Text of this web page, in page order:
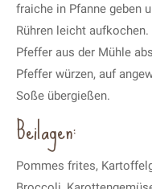
fraiche in Pfanne geben
Rühren leicht
Pfeffer aus der Mühle
Pfeffer würzen, auf
Soße übergießen.
Beilagen:
Pommes frites,